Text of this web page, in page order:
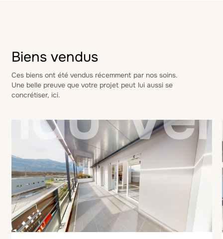
Biens vendus
Ces biens ont été vendus récemment par nos soins.
Une belle preuve que votre projet peut lui aussi se
concrétiser, ici.